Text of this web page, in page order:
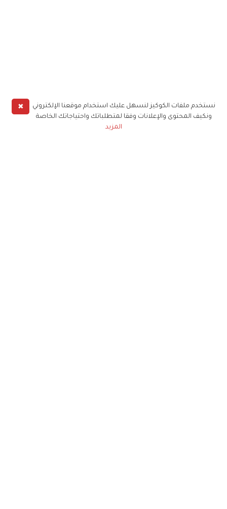
✖
نستخدم ملفات الكوكيز لنسهل عليك استخدام موقعنا الإلكتروني
ونكيف المحتوى والإعلانات وفقا لمتطلباتك واحتياجاتك الخاصة
المزيد